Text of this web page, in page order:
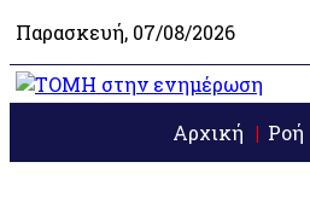
Παρασκευή, 07/08/2026
Αρχική Ροή